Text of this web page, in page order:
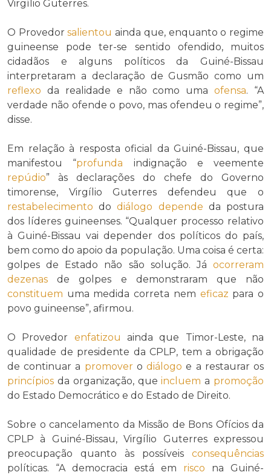
Virgílio Guterres.
O Provedorsalientou ainda que, enquanto o regime
guineense pode ter-se sentido ofendido, muitos
cidadãos e alguns políticos da Guiné-Bissau
interpretaram a declaração de Gusmão como um
reflexo da realidade e não como umaofensa. “A
verdade não ofende o povo, mas ofendeu o regime”,
disse.
Em relação à resposta oficial da Guiné-Bissau, que
manifestou “profunda indignação e veemente
repúdio” às declarações do chefe do Governo
timorense, Virgílio Guterres defendeu que o
restabelecimento dodiálogo depende da postura
dos líderes guineenses. “Qualquer processo relativo
à Guiné-Bissau vai depender dos políticos do país,
bem como do apoio da população. Uma coisa é certa:
golpes de Estado não são solução. Já ocorreram
dezenas de golpes e demonstraram que não
constituem uma medida correta nem eficaz para o
povo guineense”, afirmou.
O Provedor enfatizou ainda que Timor-Leste, na
qualidade de presidente da CPLP, tem a obrigação
de continuar a promoverodiálogo e a restaurar os
princípios da organização, queincluem a promoção
do Estado Democrático e do Estado de Direito.
Sobre o cancelamento da Missão de Bons Ofícios da
CPLP à Guiné-Bissau, Virgílio Guterres expressou
preocupação quanto às possíveis consequências
políticas. “A democracia está em risco na Guiné-